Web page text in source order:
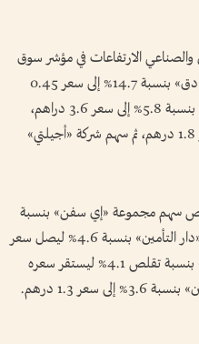
الارتفاعات في مؤشر سوق
أبوظبي المالي، حيث نما سهم «أبوظبي للفنادق» بنسبة 14.7% إلى سعر 0.45
درهم، فيما نما سعر سهم «أغذية» بدوره بنسبة 5.8% إلى سعر 3.6 دراهم،
وسهم شركة «واحة» بنسبة 4.4 % لسعر 1.8 درهم، ثم سهم شركة «أجيلتي»
سهم مجموعة «إي سفن» بنسبة
5% إلى سعر 1.9 درهم، تلاه سهم شركة «دار التأمين» بنسبة 4.6% ليصل سعر
1.4 درهم، تلاه سهم شركة «فيرتيغلوب» بنسبة تقلص 4.1% ليستقر سعره